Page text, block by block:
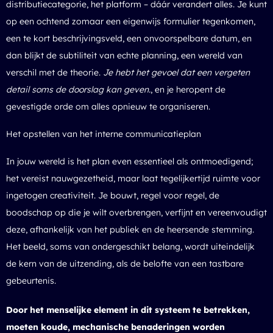
distributiecategorie, het platform – dáár verandert alles. Je kunt
op een ochtend zomaar een eigenwijs formulier tegenkomen,
een te kort beschrijvingsveld, een onvoorspelbare datum, en
dan blijkt de subtiliteit van echte planning, een wereld van
verschil met de theorie. Je hebt het gevoel dat een vergeten
detail soms de doorslag kan geven., en je heropent de
gevestigde orde om alles opnieuw te organiseren.
Het opstellen van het interne communicatieplan
In jouw wereld is het plan even essentieel als ontmoedigend;
het vereist nauwgezetheid, maar laat tegelijkertijd ruimte voor
ingetogen creativiteit. Je bouwt, regel voor regel, de
boodschap op die je wilt overbrengen, verfijnt en vereenvoudigt
deze, afhankelijk van het publiek en de heersende stemming.
Het beeld, soms van ondergeschikt belang, wordt uiteindelijk
de kern van de uitzending, als de belofte van een tastbare
gebeurtenis.
Door het menselijke element in dit systeem te betrekken,
moeten koude, mechanische benaderingen worden